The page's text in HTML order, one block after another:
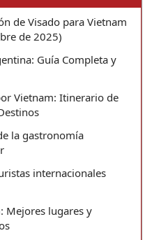
de Visado para Vietnam
de 2025)
Guía Completa y
Vietnam: Itinerario de
la gastronomía
internacionales
Mejores lugares y